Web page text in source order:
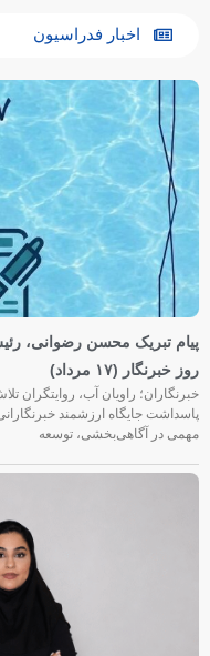
اخبار فدراسیون
پیام تبریک محسن رضوانی،
روز خبرنگار (۱۷ مرداد)
پاسداشت جایگاه ارزشمند
مهمی در آگاهی‌بخشی، توسعه